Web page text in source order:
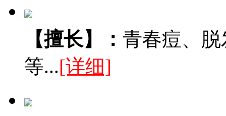
【擅长】： 青春痘、
等...[详细]